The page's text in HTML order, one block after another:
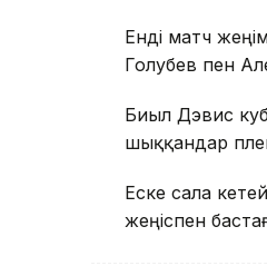
Енді матч
Голубев пен
Биыл Дэвис
шыққандар
Еске сала
жеңіспен